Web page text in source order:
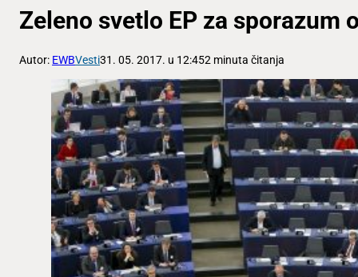
Zeleno svetlo EP za sporazum
Autor: EWBVesti31. 05. 2017. u 12:452 minuta čitanja